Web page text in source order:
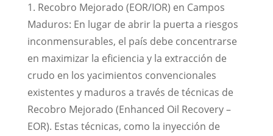
1. Recobro Mejorado (EOR/IOR) en Campos
Maduros: En lugar de abrir la puerta a riesgos
inconmensurables, el país debe concentrarse
en maximizar la eficiencia y la extracción de
crudo en los yacimientos convencionales
existentes y maduros a través de técnicas de
Recobro Mejorado (Enhanced Oil Recovery –
EOR). Estas técnicas, como la inyección de